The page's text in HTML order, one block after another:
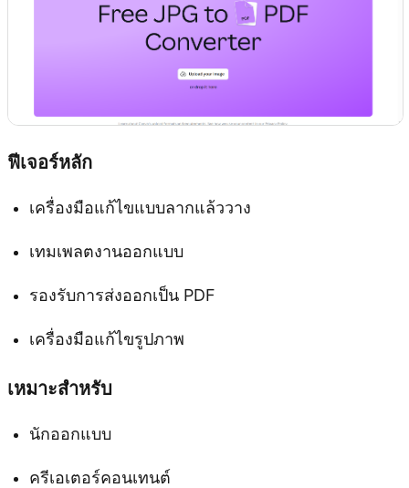
ฟีเจอร์หลัก
เครื่องมือแก้ไขแบบลากแล้ววาง
เทมเพลตงานออกแบบ
รองรับการส่งออกเป็น PDF
เครื่องมือแก้ไขรูปภาพ
เหมาะสำหรับ
นักออกแบบ
ครีเอเตอร์คอนเทนต์